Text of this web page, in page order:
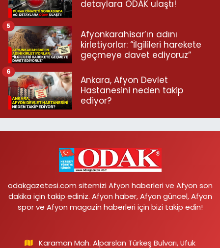
detaylara ODAK ulaştı!
Afyonkarahisar’ın adını
kirletiyorlar: “İlgilileri harekete
geçmeye davet ediyoruz”
5
Ankara, Afyon Devlet
Hastanesini neden takip
ediyor?
6
odakgazetesi.com sitemizi Afyon haberleri ve Afyon son
dakika için takip ediniz. Afyon haber, Afyon güncel, Afyon
spor ve Afyon magazin haberleri için bizi takip edin!
Karaman Mah. Alparslan Türkeş Bulvarı, Ufuk